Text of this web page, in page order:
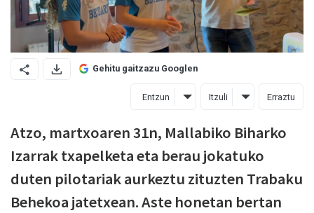
Gehitu gaitzazu Googlen
Entzun Itzuli Erraztu
Atzo, martxoaren 31n, Mallabiko Biharko
Izarrak txapelketa eta berau jokatuko
duten pilotariak aurkeztu zituzten Trabaku
Behekoa jatetxean. Aste honetan bertan